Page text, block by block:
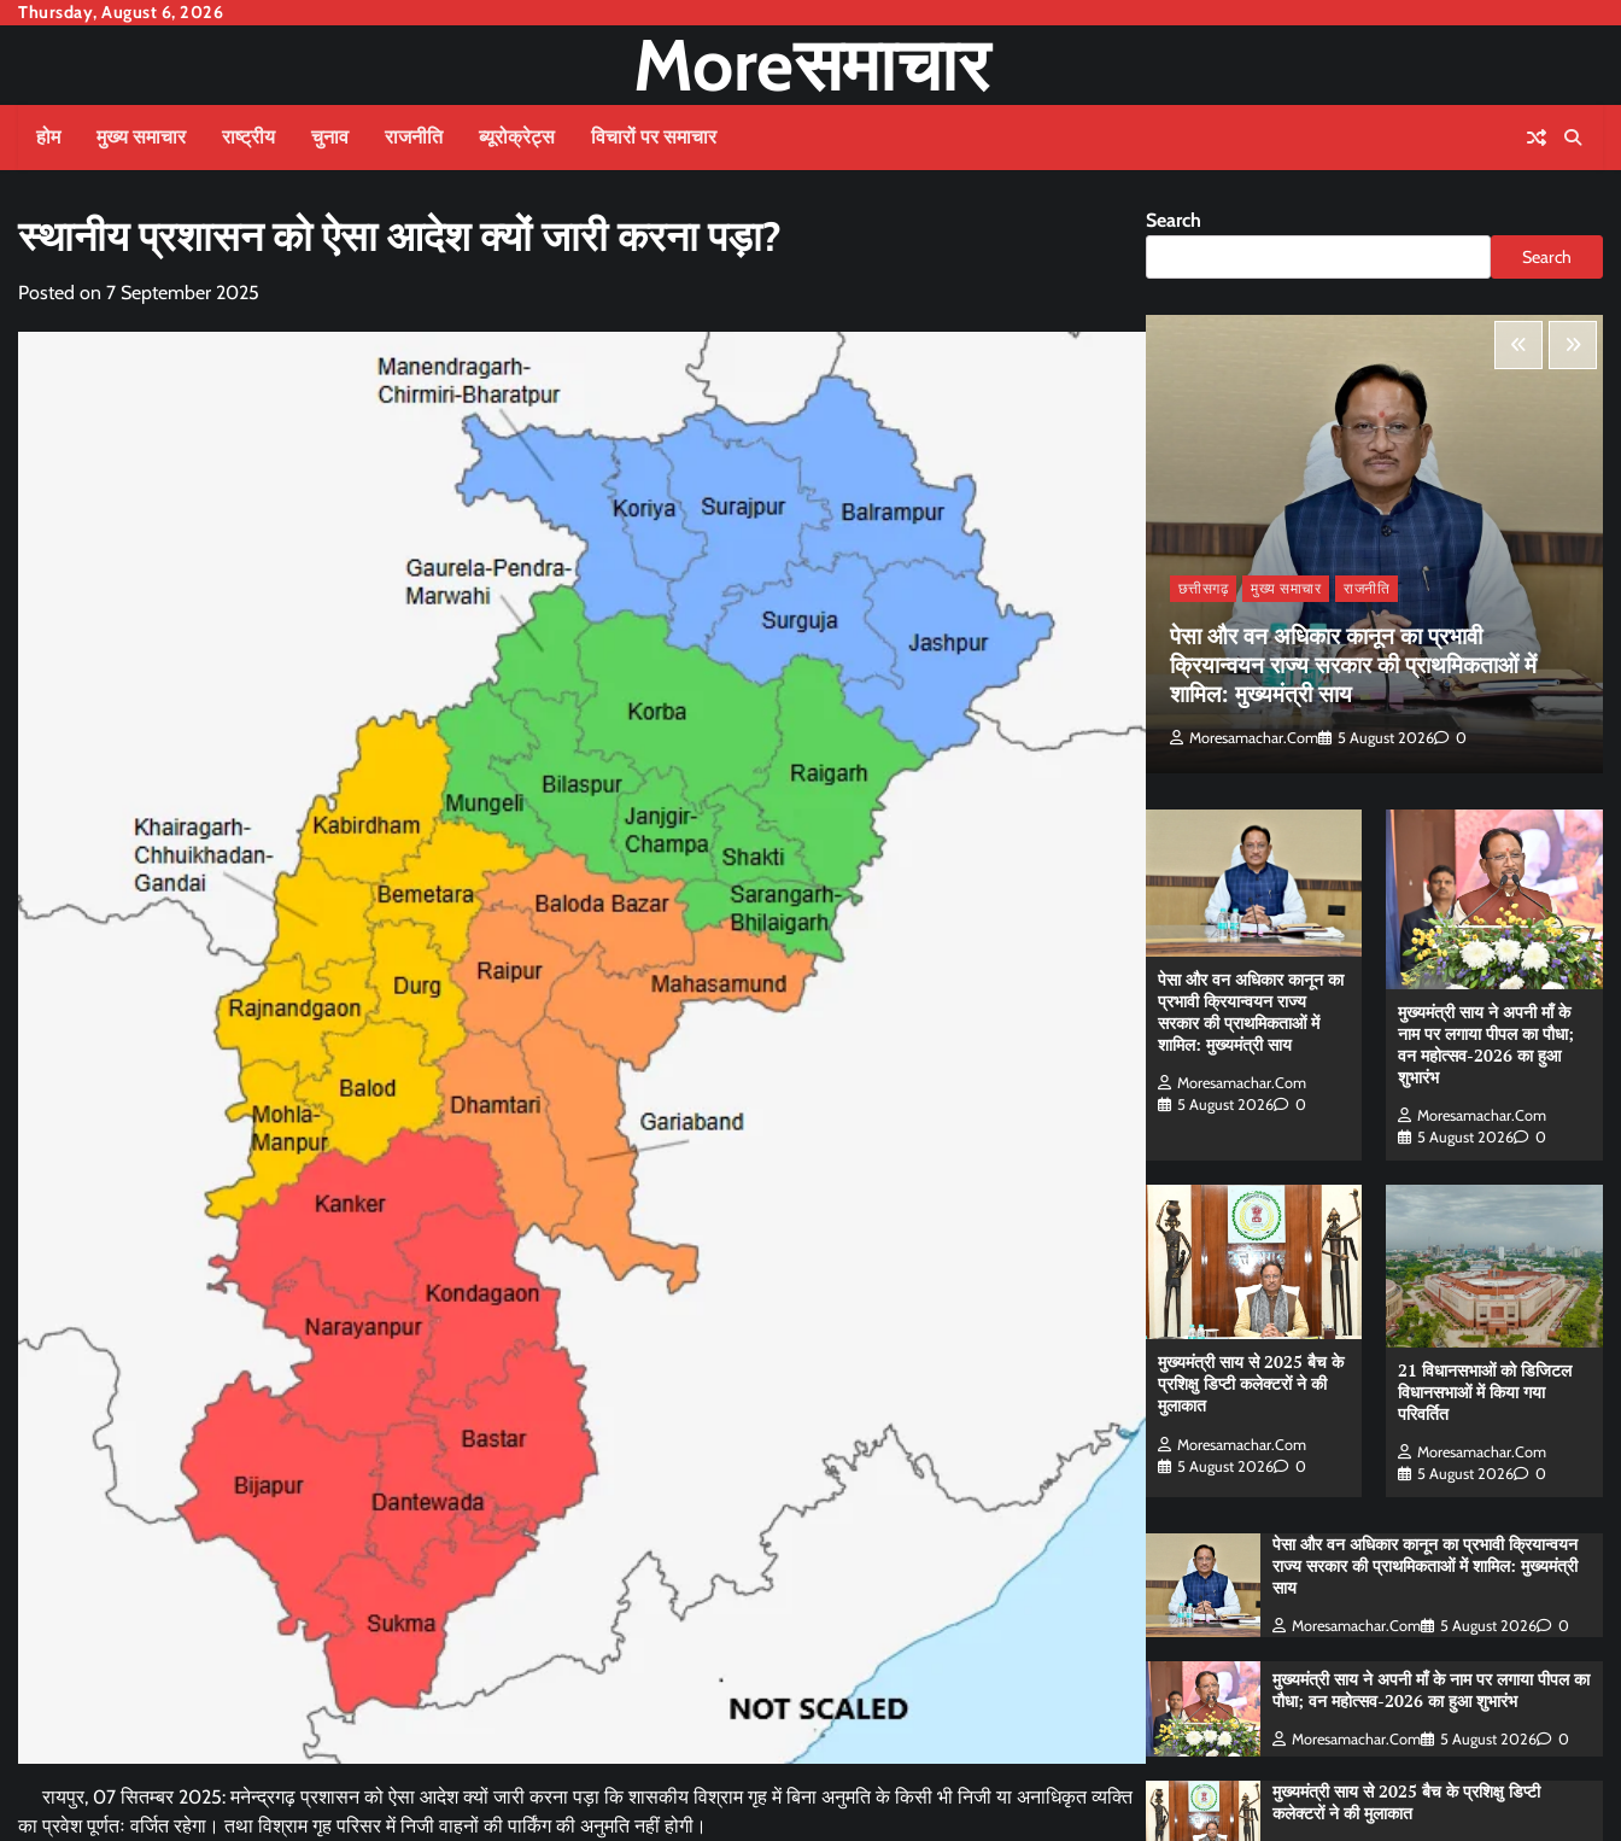
SkipThursday, August 6, 2026
Moreसमाचार
होम मुख्य समाचार राष्ट्रीय चुनाव राजनीति ब्यूरोक्रेट्स विचारों पर समाचार
स्थानीय प्रशासन को ऐसा आदेश क्यों जारी करना पड़ा?
Posted on 7 September 2025
रायपुर, 07 सितम्बर 2025: मनेन्द्रगढ़ प्रशासन को ऐसा आदेश क्यों जारी करना पड़ा कि शासकीय विश्राम गृह में बिना अनुमति के किसी भी निजी या अनाधिकृत व्यक्ति
का प्रवेश पूर्णतः वर्जित रहेगा। तथा विश्राम गृह परिसर में निजी वाहनों की पार्किंग की अनुमति नहीं होगी।
Search
Search
छत्तीसगढ़ ब्यूरोक्रेट्स मुख्य समाचार
राजनीति
वित्त और व्यापार
साय कैबिनेट ने छत्तीसगढ़ राज्य आर्टिफिशियल
इंटेलिजेंस (AI) मिशन को दी मंजूरी
Moresamachar.com 5 August 2026 0
छत्तीसगढ़ मुख्य समाचार राजनीति
पेसा और वन अधिकार कानून का प्रभावी
क्रियान्वयन राज्य सरकार की प्राथमिकताओं में
शामिल: मुख्यमंत्री साय
Moresamachar.com 5 August 2026 0
पेसा और वन अधिकार कानून का
प्रभावी क्रियान्वयन राज्य
सरकार की प्राथमिकताओं में
शामिल: मुख्यमंत्री साय
Moresamachar.com
5 August 2026
0
मुख्यमंत्री साय ने अपनी माँ के
नाम पर लगाया पीपल का पौधा;
वन महोत्सव-2026 का हुआ
शुभारंभ
Moresamachar.com
5 August 2026
0
मुख्यमंत्री साय से 2025 बैच के
प्रशिक्षु डिप्टी कलेक्टरों ने की
मुलाकात
Moresamachar.com
5 August 2026
0
21 विधानसभाओं को डिजिटल
विधानसभाओं में किया गया
परिवर्तित
Moresamachar.com
5 August 2026
0
पेसा और वन अधिकार कानून का प्रभावी क्रियान्वयन
राज्य सरकार की प्राथमिकताओं में शामिल: मुख्यमंत्री
साय
Moresamachar.com 5 August 2026 0
मुख्यमंत्री साय ने अपनी माँ के नाम पर लगाया पीपल का
पौधा; वन महोत्सव-2026 का हुआ शुभारंभ
Moresamachar.com 5 August 2026 0
मुख्यमंत्री साय से 2025 बैच के प्रशिक्षु डिप्टी
कलेक्टरों ने की मुलाकात